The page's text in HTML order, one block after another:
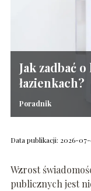
Jak zadbać
łazienkach?
Poradnik
Data publikacji: 2026-07-
Wzrost
publicznych jest